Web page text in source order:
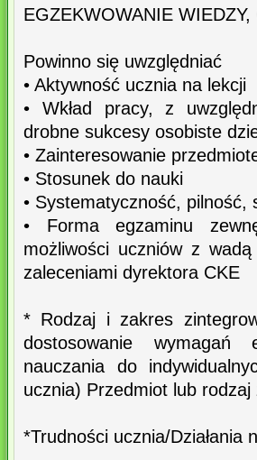
EGZEKWOWANIE
Powinno się uwzględniać
• Aktywność ucznia na lekcji
• Wkład pracy, z
drobne sukcesy osobiste
• Zainteresowanie
• Stosunek do nauki
• Systematyczność, pilność,
• Forma egzaminu
możliwości uczniów z
zaleceniami dyrektora CKE
* Rodzaj i zakres
dostosowanie wymagań
nauczania do
ucznia) Przedmiot lub rodzaj
*Trudności ucznia/Działania